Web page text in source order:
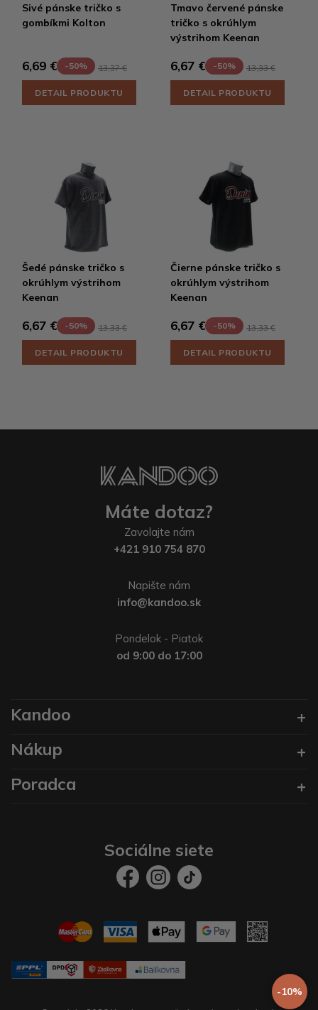
Sivé pánske tričko s
gombíkmi Kolton
6,69 € -50% 13,37 €
DETAIL PRODUKTU
Tmavo červené pánske
tričko s okrúhlym
výstrihom Keenan
6,67 € -50% 13,33 €
DETAIL PRODUKTU
Šedé pánske tričko s
okrúhlym výstrihom
Keenan
6,67 € -50% 13,33 €
DETAIL PRODUKTU
Čierne pánske tričko s
okrúhlym výstrihom
Keenan
6,67 € -50% 13,33 €
DETAIL PRODUKTU
-10%
Máte dotaz?
Zavolajte nám
+421 910 754 870
Napište nám
info@kandoo.sk
Pondelok - Piatok
od 9:00 do 17:00
Kandoo
Nákup
Poradca
Sociálne siete